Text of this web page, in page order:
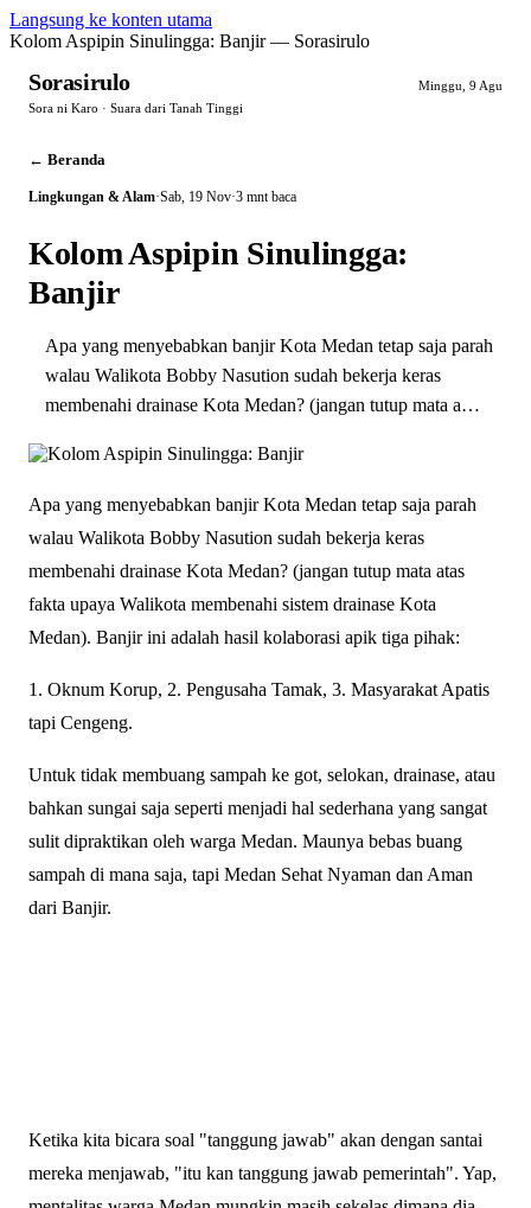
Langsung ke konten utama
Kolom Aspipin Sinulingga: Banjir — Sorasirulo
Sorasirulo
Minggu, 9 Agu
Sora ni Karo · Suara dari Tanah Tinggi
← Beranda
Lingkungan & Alam·Sab, 19 Nov·3 mnt baca
Kolom Aspipin Sinulingga:
Banjir
Apa yang menyebabkan banjir Kota Medan tetap saja parah
walau Walikota Bobby Nasution sudah bekerja keras
membenahi drainase Kota Medan? (jangan tutup mata a…
Apa yang menyebabkan banjir Kota Medan tetap saja parah
walau Walikota Bobby Nasution sudah bekerja keras
membenahi drainase Kota Medan? (jangan tutup mata atas
fakta upaya Walikota membenahi sistem drainase Kota
Medan). Banjir ini adalah hasil kolaborasi apik tiga pihak:
1. Oknum Korup, 2. Pengusaha Tamak, 3. Masyarakat Apatis
tapi Cengeng.
Untuk tidak membuang sampah ke got, selokan, drainase, atau
bahkan sungai saja seperti menjadi hal sederhana yang sangat
sulit dipraktikan oleh warga Medan. Maunya bebas buang
sampah di mana saja, tapi Medan Sehat Nyaman dan Aman
dari Banjir.
Ketika kita bicara soal "tanggung jawab" akan dengan santai
mereka menjawab, "itu kan tanggung jawab pemerintah". Yap,